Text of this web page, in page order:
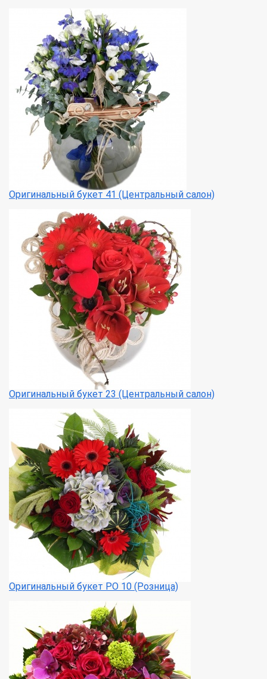
Оригинальный букет 41 (Центральный салон)
Оригинальный букет 23 (Центральный салон)
Оригинальный букет РО 10 (Розница)